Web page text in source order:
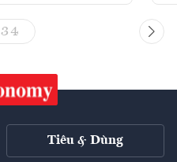
3 4
Tiêu & Dùng